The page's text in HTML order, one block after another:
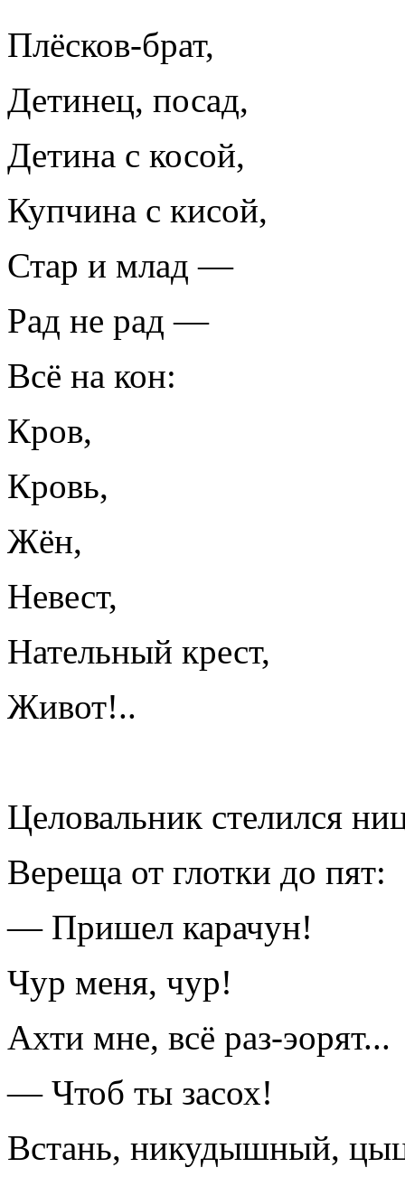
Плёсков-брат,
Детинец, посад,
Детина с косой,
Купчина с кисой,
Стар и млад —
Рад не рад —
Всё на кон:
Кров,
Кровь,
Жён,
Невест,
Нательный крест,
Живот!..
Целовальник стелился
Вереща от глотки до пят:
— Пришел карачун!
Чур меня, чур!
Ахти мне, всё раз-эорят...
— Чтоб ты засох!
Встань, никудышный,